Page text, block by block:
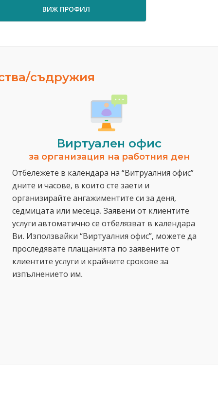
ВИЖ ПРОФИЛ
съдружия
Виртуален офис
за организация на работния ден
Отбележете в календара на “Витруалния офис”
дните и часове, в които сте заети и
организирайте ангажиментите си за деня,
седмицата или месеца. Заявени от клиентите
услуги автоматично се отбелязват в календара
Ви. Използвайки “Виртуалния офис”, можете да
проследявате плащанията по заявените от
клиентите услуги и крайните срокове за
изпълнението им.